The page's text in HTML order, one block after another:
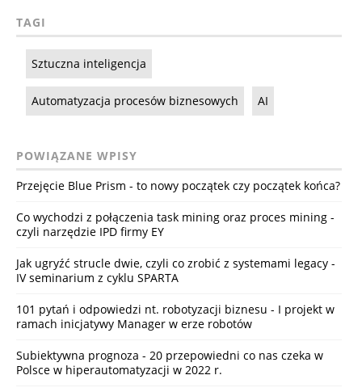
TAGI
Sztuczna inteligencja
Automatyzacja procesów biznesowych AI
POWIĄZANE WPISY
Przejęcie Blue Prism - to nowy początek czy początek końca?
Co wychodzi z połączenia task mining oraz proces mining -
czyli narzędzie IPD firmy EY
Jak ugryźć strucle dwie, czyli co zrobić z systemami legacy -
IV seminarium z cyklu SPARTA
101 pytań i odpowiedzi nt. robotyzacji biznesu - I projekt w
ramach inicjatywy Manager w erze robotów
Subiektywna prognoza - 20 przepowiedni co nas czeka w
Polsce w hiperautomatyzacji w 2022 r.